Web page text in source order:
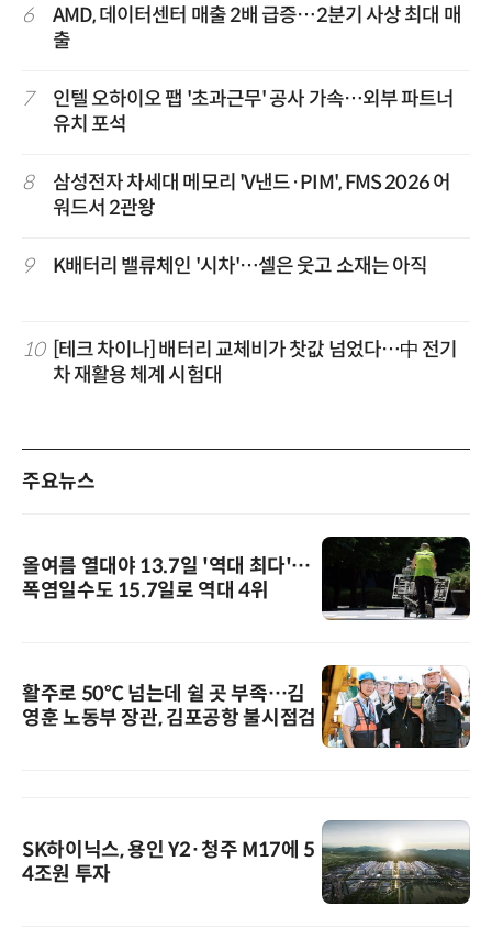
6
AMD, 데이터센터 매출 2배 급증…2분기 사상 최대 매
출
7
인텔 오하이오 팹 '초과근무' 공사 가속…외부 파트너
유치 포석
8
삼성전자 차세대 메모리 'V낸드·PIM', FMS 2026 어
워드서 2관왕
9 K배터리 밸류체인 '시차'…셀은 웃고 소재는 아직
10
[테크 차이나] 배터리 교체비가 찻값 넘었다…中 전기
차 재활용 체계 시험대
주요뉴스
올여름 열대야 13.7일 '역대 최다'…
폭염일수도 15.7일로 역대 4위
활주로 50℃ 넘는데 쉴 곳 부족…김
영훈 노동부 장관, 김포공항 불시점검
SK하이닉스, 용인 Y2·청주 M17에 5
4조원 투자